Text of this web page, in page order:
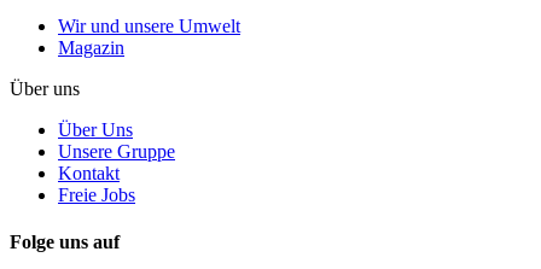
Wir und unsere Umwelt
Magazin
Über uns
Über Uns
Unsere Gruppe
Kontakt
Freie Jobs
Folge uns auf